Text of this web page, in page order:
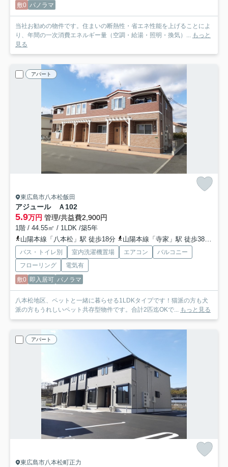
敷0 パノラマ
当社お勧めの物件です。住まいの断熱性・省エネ性能を上げることによ
り、年間の一次消費エネルギー量（空調・給湯・照明・換気）... もっと
見る
アパート
東広島市八本松飯田
アジュール Ａ 102
5.9万円 管理/共益費2,900円
1階 / 44.55㎡ / 1LDK /築5年
山陽本線「八本松」駅 徒歩18分
山陽本線「寺家」駅 徒歩38分
バス・トイレ別 室内洗濯機置場 エアコン
バルコニー
フローリング
電気有
敷0 即入居可 パノラマ
八本松地区、ペットと一緒に暮らせる1LDKタイプです！猫派の方も犬
派の方もうれしいペット共存型物件です。合計2匹迄OKで... もっと見る
アパート
東広島市八本松町正力